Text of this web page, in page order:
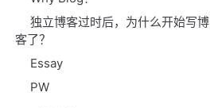
独立博客过时后，为什么开始写博
客了？
Essay
PW